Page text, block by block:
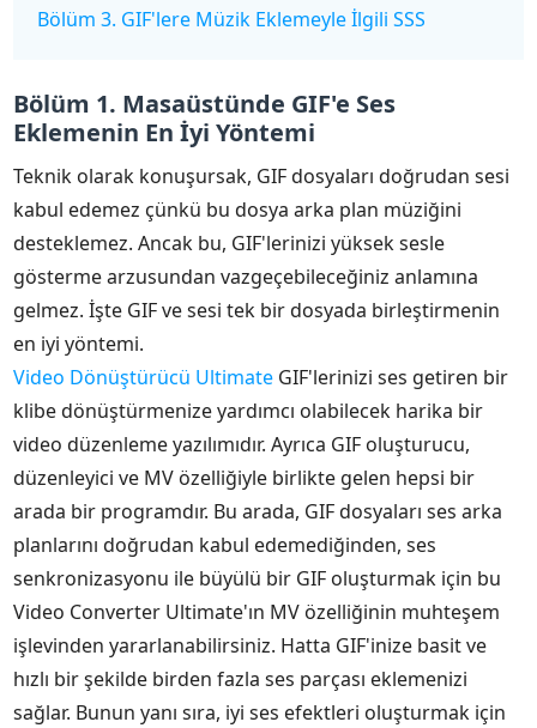
Bölüm 3. GIF'lere Müzik Eklemeyle İlgili SSS
Bölüm 1. Masaüstünde GIF'e Ses
Eklemenin En İyi Yöntemi
Teknik olarak konuşursak, GIF dosyaları doğrudan sesi
kabul edemez çünkü bu dosya arka plan müziğini
desteklemez. Ancak bu, GIF'lerinizi yüksek sesle
gösterme arzusundan vazgeçebileceğiniz anlamına
gelmez. İşte GIF ve sesi tek bir dosyada birleştirmenin
en iyi yöntemi.
Video Dönüştürücü Ultimate GIF'lerinizi ses getiren bir
klibe dönüştürmenize yardımcı olabilecek harika bir
video düzenleme yazılımıdır. Ayrıca GIF oluşturucu,
düzenleyici ve MV özelliğiyle birlikte gelen hepsi bir
arada bir programdır. Bu arada, GIF dosyaları ses arka
planlarını doğrudan kabul edemediğinden, ses
senkronizasyonu ile büyülü bir GIF oluşturmak için bu
Video Converter Ultimate'ın MV özelliğinin muhteşem
işlevinden yararlanabilirsiniz. Hatta GIF'inize basit ve
hızlı bir şekilde birden fazla ses parçası eklemenizi
sağlar. Bunun yanı sıra, iyi ses efektleri oluşturmak için